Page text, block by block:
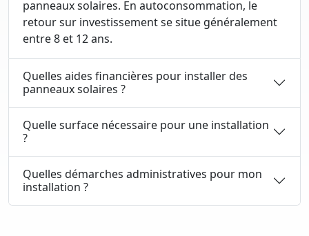
panneaux solaires. En autoconsommation, le
retour sur investissement se situe généralement
entre 8 et 12 ans.
Quelles aides financières pour installer des
panneaux solaires ?
Quelle surface nécessaire pour une installation
?
Quelles démarches administratives pour mon
installation ?